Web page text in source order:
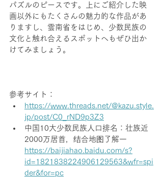
パズルのピースです。上にご紹介した映
画以外にもたくさんの魅力的な作品があ
りますし、雲南省をはじめ、少数民族の
文化と触れ合えるスポットへもぜひ出か
けてみましょう。
参考サイト：
https://www.threads.net/@kazu.style.
jp/post/C0_rND9p3Z3
中国10大少数民族人口排名：壮族近
2000万居首，结合地图了解一
https://baijiahao.baidu.com/s?
id=1821838224906129563&wfr=spi
der&for=pc